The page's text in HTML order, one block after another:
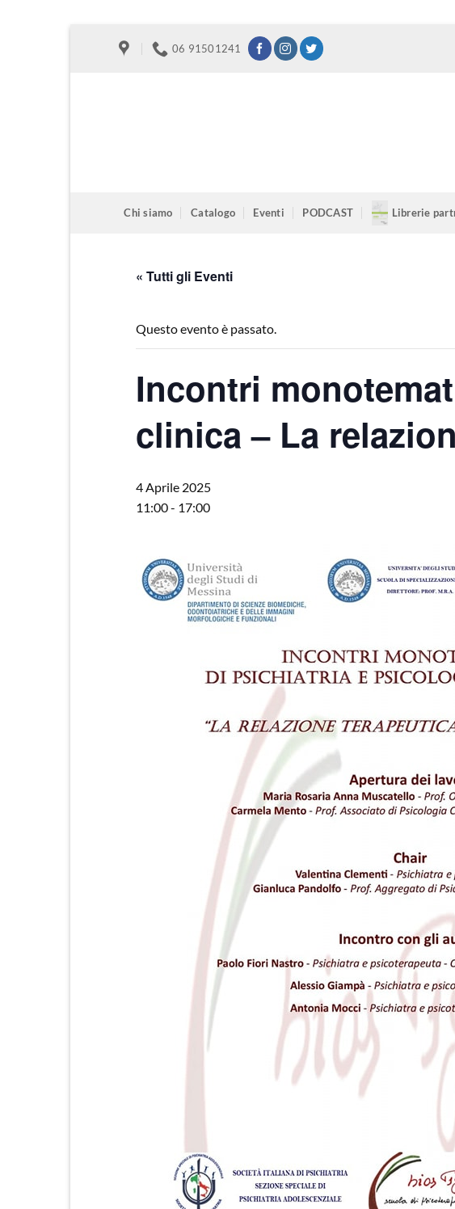
06 91501241
Chi siamo Catalogo Eventi PODCAST Librerie
« Tutti gli Eventi
Questo evento è passato.
Incontri
clinica – La
4 Aprile 2025
11:00- 17:00